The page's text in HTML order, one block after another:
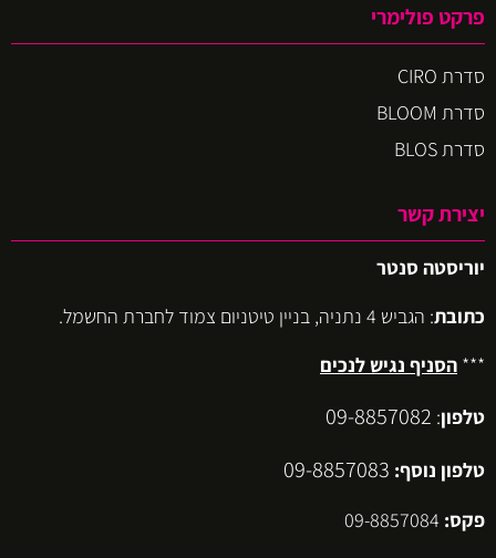
פרקט פולימרי
סדרת CIRO
סדרת BLOOM
סדרת BLOS
יצירת קשר
יוריסטה סנטר
כתובת: הגביש 4 נתניה, בניין טיטניום צמוד לחברת החשמל.
*** הסניף נגיש לנכים
טלפון:
09-8857082
טלפון נוסף: 09-8857083
פקס: